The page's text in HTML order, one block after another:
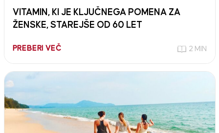
VITAMIN, KI JE KLJUČNEGA POMENA ZA
ŽENSKE, STAREJŠE OD 60 LET
PREBERI VEČ 2 MIN